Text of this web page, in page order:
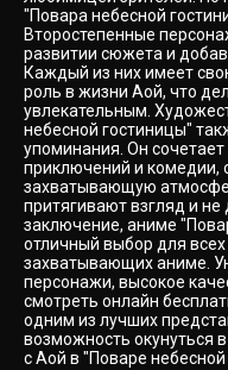
"Повара небесной
Второстепенные
развитии сюжета и
Каждый из них имеет
роль в жизни Аой, что
увлекательным.
небесной гостиницы"
упоминания. Он
приключений и комедии,
захватывающую
притягивают взгляд и
заключение, аниме
отличный выбор для
захватывающих аниме.
персонажи, высокое
смотреть онлайн
одним из лучших
возможность окунуться
с Аой в "Поваре